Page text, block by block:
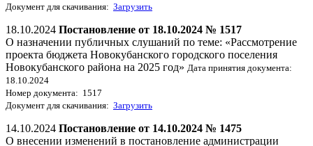
Документ для скачивания: Загрузить
18.10.2024 Постановление от 18.10.2024 № 1517
О назначении публичных слушаний по теме: «Рассмотрение
проекта бюджета Новокубанского городского поселения
Новокубанского района на 2025 год» Дата принятия документа:
18.10.2024
Номер документа: 1517
Документ для скачивания: Загрузить
14.10.2024 Постановление от 14.10.2024 № 1475
О внесении изменений в постановление администрации